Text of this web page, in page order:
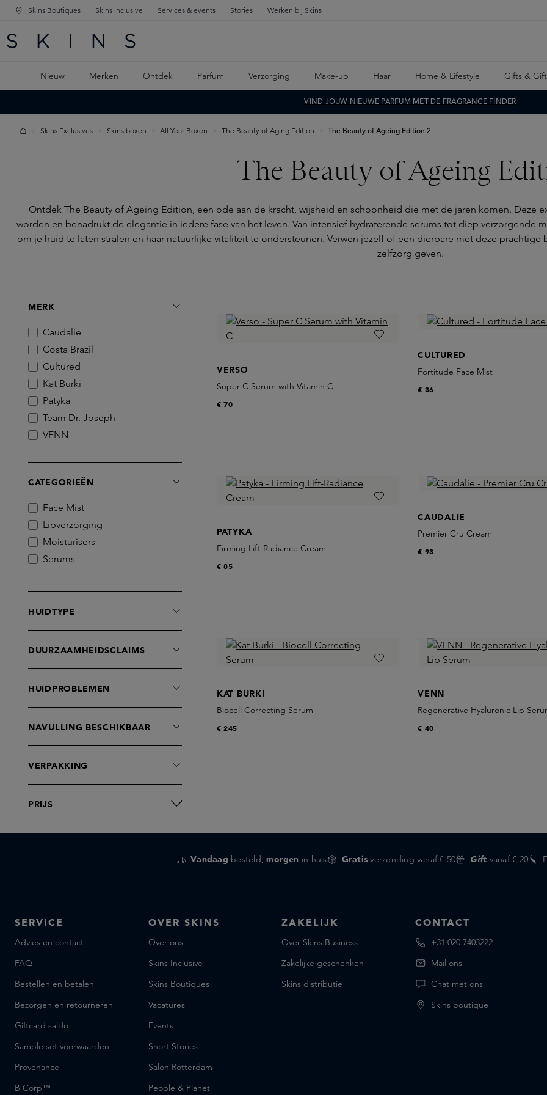
NAVIGATIE
DE HOOFDINHOUD
Skins Boutiques Skins Inclusive Services & events Stories Werken bij Skins
Nieuw Merken Ontdek Parfum Verzorging Make-up Haar Home & Lifestyle Gifts &
VIND JOUW NIEUWE PARFUM MET DE FRAGRANCE FINDER
Skins Exclusives Skins boxen All Year Boxen The Beauty of Aging Edition The Beauty of Ageing Edition 2
The Beauty of Ageing
Ontdek The Beauty of Ageing Edition, een ode aan de kracht, wijsheid en schoonheid die met de jaren komen. Deze
worden en benadrukt de elegantie in iedere fase van het leven. Van intensief hydraterende serums tot diep verzorgende
om je huid te laten stralen en haar natuurlijke vitaliteit te ondersteunen. Verwen jezelf of een dierbare met deze
zelfzorg geven.
MERK
Caudalie
Costa Brazil
Cultured
Kat Burki
Patyka
Team Dr. Joseph
VENN
CATEGORIEËN
Face Mist
Lipverzorging
Moisturisers
Serums
HUIDTYPE
DUURZAAMHEIDSCLAIMS
HUIDPROBLEMEN
NAVULLING BESCHIKBAAR
VERPAKKING
PRIJS
VERSO
Super C Serum with Vitamin C
€ 70
CULTURED
Fortitude Face Mist
€ 36
PATYKA
Firming Lift-Radiance Cream
€ 85
CAUDALIE
Premier Cru Cream
€ 93
KAT BURKI
Biocell Correcting Serum
€ 245
VENN
Regenerative Hyaluronic Lip
€ 40
Vandaag besteld,morgen in huis Gratis verzending vanaf € 50 Giftvanaf € 20
SERVICE
Advies en contact
FAQ
Bestellen en betalen
Bezorgen en retourneren
Giftcard saldo
Sample set voorwaarden
Provenance
B Corp™
OVER SKINS
Over ons
Skins Inclusive
Skins Boutiques
Vacatures
Events
Short Stories
Salon Rotterdam
People & Planet
ZAKELIJK
Over Skins Business
Zakelijke geschenken
Skins distributie
CONTACT
+31 020 7403222
Mail ons
Chat met ons
Skins boutique